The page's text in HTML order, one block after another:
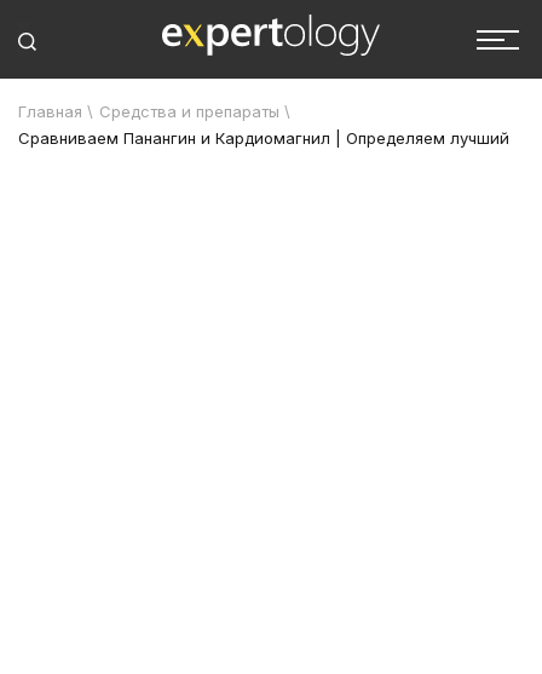
Главная \ Средства и препараты \
Сравниваем Панангин и Кардиомагнил | Определяем лучший